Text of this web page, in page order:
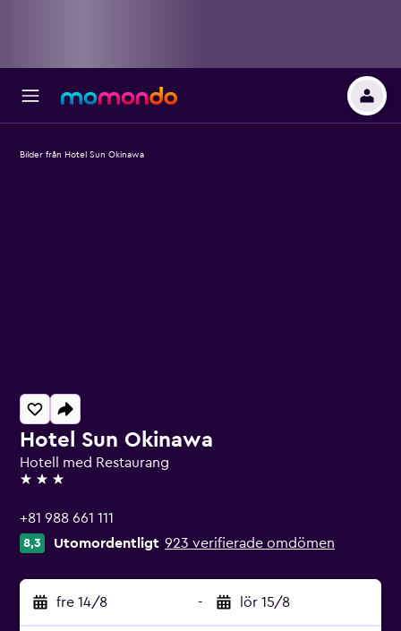
Hotel Sun Okinawa
Hotell med Restaurang
3 stjärnor
+81 988 661 111
8,3 Utomordentligt 923 verifierade omdömen
fre 14/8 - lör 15/8
Bilder från Hotel Sun Okinawa